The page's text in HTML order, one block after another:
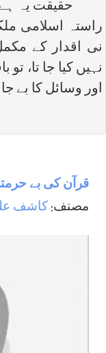
حقیقت یہ ہے
راستہ اسلامی
نی اقدار کے
نہیں کیا جا تا،
اور وسائل کا بے
قرآن کی بے
مصنف:کاشف